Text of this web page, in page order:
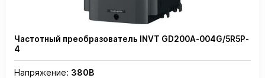
Частотный преобразователь INVT GD200A-004G/5R5P-
4
Напряжение: 380В